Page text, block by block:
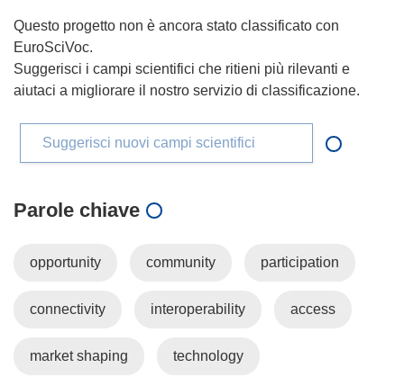
Questo progetto non è ancora stato classificato con
EuroSciVoc.
Suggerisci i campi scientifici che ritieni più rilevanti e
aiutaci a migliorare il nostro servizio di classificazione.
Suggerisci nuovi campi scientifici
Parole chiave
opportunity community participation
connectivity interoperability access
market shaping technology